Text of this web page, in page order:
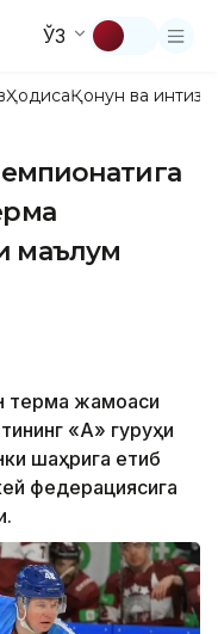
ЎЗ
ҲодисаҚонун ва
маълум
терма жамоаси
«А» гуруҳи
шаҳрига етиб
федерациясига